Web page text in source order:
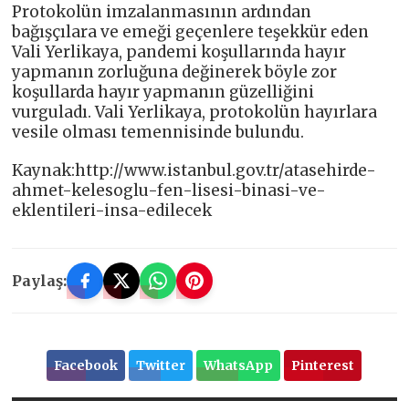
Protokolün imzalanmasının ardından
bağışçılara ve emeği geçenlere teşekkür eden
Vali Yerlikaya, pandemi koşullarında hayır
yapmanın zorluğuna değinerek böyle zor
koşullarda hayır yapmanın güzelliğini
vurguladı. Vali Yerlikaya, protokolün hayırlara
vesile olması temennisinde bulundu.
Kaynak:http://www.istanbul.gov.tr/atasehirde-
ahmet-kelesoglu-fen-lisesi-binasi-ve-
eklentileri-insa-edilecek
Paylaş:
Facebook Twitter WhatsApp Pinterest